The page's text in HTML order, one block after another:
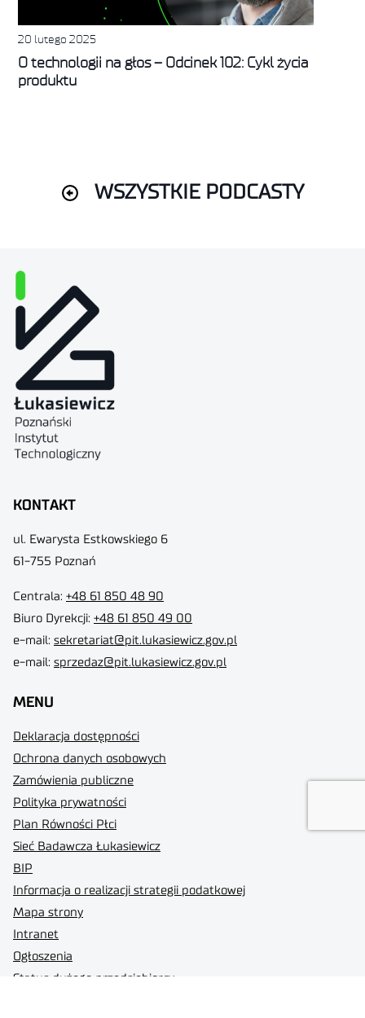
20 lutego 2025
O technologii na głos – Odcinek 102: Cykl życia
produktu
WSZYSTKIE PODCASTY
KONTAKT
ul. Ewarysta Estkowskiego 6
61-755 Poznań
Centrala: +48 61 850 48 90
Biuro Dyrekcji: +48 61 850 49 00
e-mail: sekretariat@pit.lukasiewicz.gov.pl
e-mail: sprzedaz@pit.lukasiewicz.gov.pl
MENU
Deklaracja dostępności
Ochrona danych osobowych
Zamówienia publiczne
Polityka prywatności
Plan Równości Płci
Sieć Badawcza Łukasiewicz
BIP
Informacja o realizacji strategii podatkowej
Mapa strony
Intranet
Ogłoszenia
Status dużego przedsiębiorcy